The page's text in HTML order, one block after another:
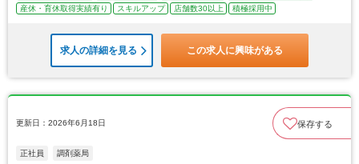
産休・育休取得実績有り
スキルアップ 店舗数30以上 積極採用中
求人の詳細を見る この求人に興味がある
更新日：2026年6月18日 保存する
正社員 調剤薬局